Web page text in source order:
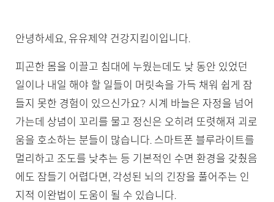
안녕하세요, 유유제약 건강지킴이입니다.
피곤한 몸을 이끌고 침대에 누웠는데도 낮 동안 있었던
일이나 내일 해야 할 일들이 머릿속을 가득 채워 쉽게 잠
들지 못한 경험이 있으신가요? 시계 바늘은 자정을 넘어
가는데 상념이 꼬리를 물고 정신은 오히려 또렷해져 괴로
움을 호소하는 분들이 많습니다. 스마트폰 블루라이트를
멀리하고 조도를 낮추는 등 기본적인 수면 환경을 갖췄음
에도 잠들기 어렵다면, 각성된 뇌의 긴장을 풀어주는 인
지적 이완법이 도움이 될 수 있습니다.